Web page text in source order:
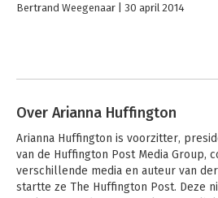
Bertrand Weegenaar 30 april 2014
Over Arianna Huffington
Arianna Huffington is voorzitter,
van de Huffington Post Media Group,
verschillende media en auteur van
startte ze The Huffington Post. Deze